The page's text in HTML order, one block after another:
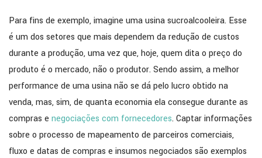
Para fins de exemplo, imagine uma usina sucroalcooleira. Esse
é um dos setores que mais dependem da redução de custos
durante a produção, uma vez que, hoje, quem dita o preço do
produto é o mercado, não o produtor. Sendo assim, a melhor
performance de uma usina não se dá pelo lucro obtido na
venda, mas, sim, de quanta economia ela consegue durante as
compras e negociações com fornecedores. Captar informações
sobre o processo de mapeamento de parceiros comerciais,
fluxo e datas de compras e insumos negociados são exemplos